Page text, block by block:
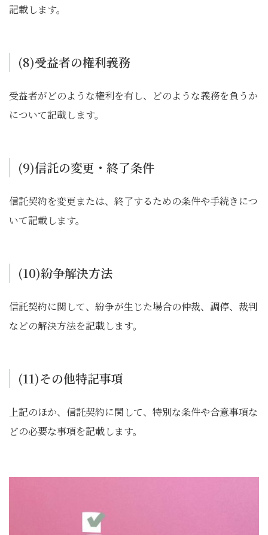
記載します。
(8)受益者の権利義務
受益者がどのような権利を有し、どのような義務を負うか
について記載します。
(9)信託の変更・終了条件
信託契約を変更または、終了するための条件や手続きにつ
いて記載します。
(10)紛争解決方法
信託契約に関して、紛争が生じた場合の仲裁、調停、裁判
などの解決方法を記載します。
(11)その他特記事項
上記のほか、信託契約に関して、特別な条件や合意事項な
どの必要な事項を記載します。